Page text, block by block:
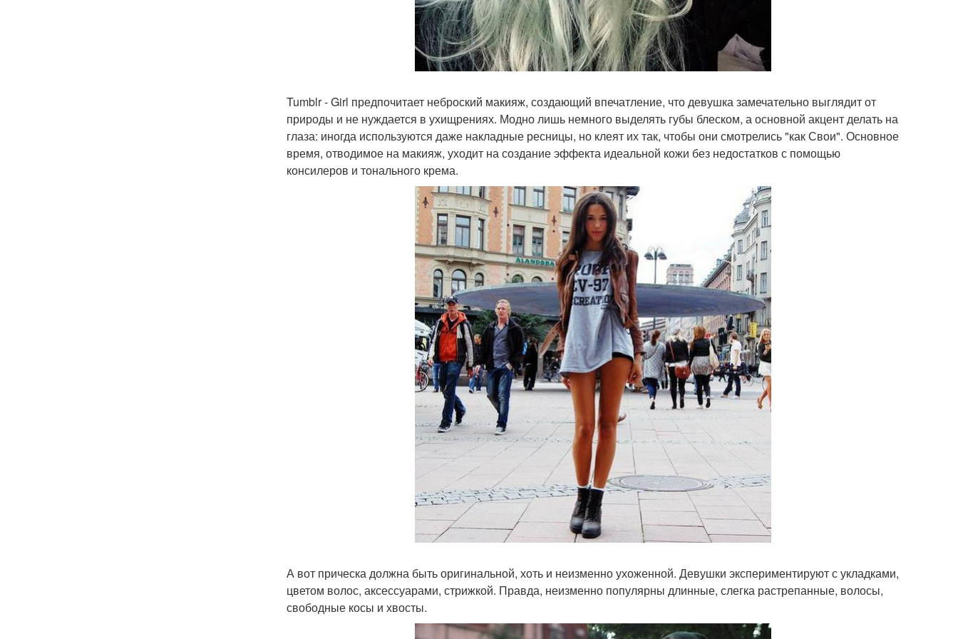
Tumblr - Girl предпочитает неброский макияж, создающий впечатление, что девушка замечательно выглядит от
природы и не нуждается в ухищрениях. Модно лишь немного выделять губы блеском, а основной акцент делать на
глаза: иногда используются даже накладные ресницы, но клеят их так, чтобы они смотрелись "как Свои". Основное
время, отводимое на макияж, уходит на создание эффекта идеальной кожи без недостатков с помощью
консилеров и тонального крема.
А вот прическа должна быть оригинальной, хоть и неизменно ухоженной. Девушки экспериментируют с укладками,
цветом волос, аксессуарами, стрижкой. Правда, неизменно популярны длинные, слегка растрепанные, волосы,
свободные косы и хвосты.